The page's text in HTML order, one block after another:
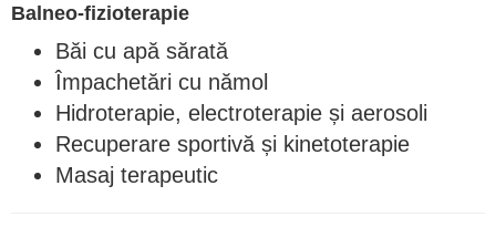
Balneo-fizioterapie
Băi cu apă sărată
Împachetări cu nămol
Hidroterapie, electroterapie și aerosoli
Recuperare sportivă și kinetoterapie
Masaj terapeutic